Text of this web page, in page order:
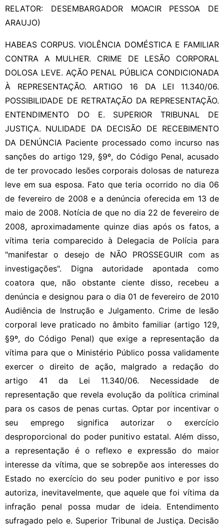
RELATOR: DESEMBARGADOR MOACIR PESSOA DE
ARAUJO)
HABEAS CORPUS. VIOLÊNCIA DOMÉSTICA E FAMILIAR
CONTRA A MULHER. CRIME DE LESÃO CORPORAL
DOLOSA LEVE. AÇÃO PENAL PÚBLICA CONDICIONADA
À REPRESENTAÇÃO. ARTIGO 16 DA LEI 11.340/06.
POSSIBILIDADE DE RETRATAÇÃO DA REPRESENTAÇÃO.
ENTENDIMENTO DO E. SUPERIOR TRIBUNAL DE
JUSTIÇA. NULIDADE DA DECISÃO DE RECEBIMENTO
DA DENÚNCIA Paciente processado como incurso nas
sanções do artigo 129, §9º, do Código Penal, acusado
de ter provocado lesões corporais dolosas de natureza
leve em sua esposa. Fato que teria ocorrido no dia 06
de fevereiro de 2008 e a denúncia oferecida em 13 de
maio de 2008. Notícia de que no dia 22 de fevereiro de
2008, aproximadamente quinze dias após os fatos, a
vítima teria comparecido à Delegacia de Polícia para
"manifestar o desejo de NÃO PROSSEGUIR com as
investigações". Digna autoridade apontada como
coatora que, não obstante ciente disso, recebeu a
denúncia e designou para o dia 01 de fevereiro de 2010
Audiência de Instrução e Julgamento. Crime de lesão
corporal leve praticado no âmbito familiar (artigo 129,
§9º, do Código Penal) que exige a representação da
vítima para que o Ministério Público possa validamente
exercer o direito de ação, malgrado a redação do
artigo 41 da Lei 11.340/06. Necessidade de
representação que revela evolução da política criminal
para os casos de penas curtas. Optar por incentivar o
seu emprego significa autorizar o exercício
desproporcional do poder punitivo estatal. Além disso,
a representação é o reflexo e expressão do maior
interesse da vítima, que se sobrepõe aos interesses do
Estado no exercício do seu poder punitivo e por isso
autoriza, inevitavelmente, que aquele que foi vítima da
infração penal possa mudar de ideia. Entendimento
sufragado pelo e. Superior Tribunal de Justiça. Decisão